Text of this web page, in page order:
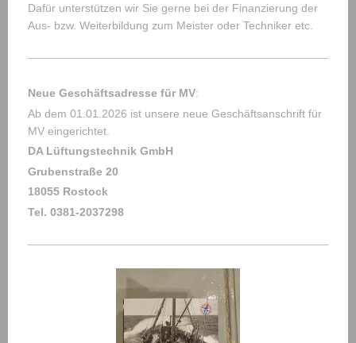
Dafür unterstützen wir Sie gerne bei der Finanzierung der
Aus- bzw. Weiterbildung zum Meister oder Techniker etc.
Neue Geschäftsadresse für MV:
Ab dem 01.01.2026 ist unsere neue Geschäftsanschrift für
MV eingerichtet.
DA Lüftungstechnik GmbH
Grubenstraße 20
18055 Rostock
Tel. 0381-2037298